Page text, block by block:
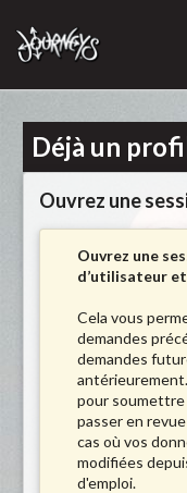
Déjà un
Ouvrez une
Ouvrez une
d’utilisateur
Cela vous
demandes
demandes
pour soumettre
passer en
cas où vos
modifiées
d'emploi.